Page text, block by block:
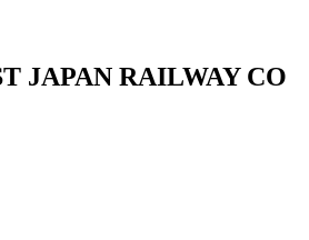
JAPAN RAILWAY CO